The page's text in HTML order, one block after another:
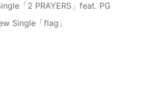
「2 PRAYERS」feat. PG
Single「flag」